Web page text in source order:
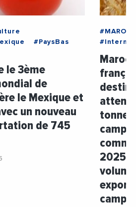
#PaysBas
le 3ème
de
le Mexique et
un nouveau
de 745
#MAROC
Maroc
2025/